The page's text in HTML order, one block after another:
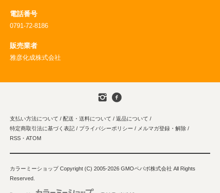
電話番号
0791-72-8186
販売業者
雅彦化成株式会社
支払い方法について / 配送・送料について / 返品について /
特定商取引法に基づく表記 / プライバシーポリシー / メルマガ登録・解除 /
RSS ・ ATOM
カラーミーショップCopyright (C) 2005-2026 GMOペパボ株式会社 All Rights
Reserved.